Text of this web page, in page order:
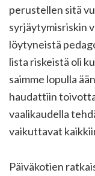
perustellen sitä
syrjäytymisriskin
löytyneistä
lista riskeistä oli
saimme lopulla
haudattiin
vaalikaudella
vaikuttavat
Päiväkotien